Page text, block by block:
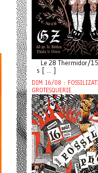
Le 28 Thermidor/
s [ ... ]
DIM 16/08 :
GROTESQUERIE